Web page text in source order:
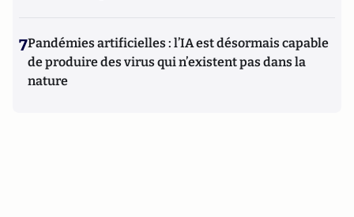
7Pandémies artificielles : l’IA est désormais capable
de produire des virus qui n’existent pas dans la
nature